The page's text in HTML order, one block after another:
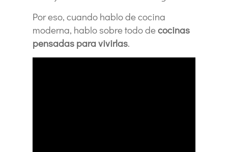
Por eso, cuando hablo de cocina
moderna, hablo sobre todo decocinas
pensadas para vivirlas.